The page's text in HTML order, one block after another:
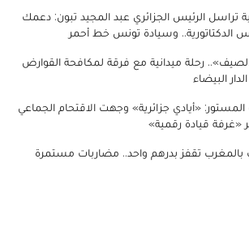
تراسل الرئيس الجزائري عبد المجيد تبون: دعمك
وسيادة تونس خط أحمر
رحلة ميدانية مع فرقة لمكافحة القوارض
البيضاء
«أيادي جزائرية» وجهت الاقتحام الجماعي
«غرفة قيادة رقمية»
بالمغرب تقفز بدرهم واحد.. مضاربات مستمرة